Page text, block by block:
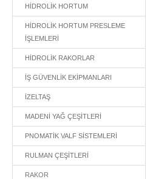
HİDROLİK HORTUM
HİDROLİK HORTUM PRESLEME
İŞLEMLERİ
HİDROLİK RAKORLAR
İŞ GÜVENLİK EKİPMANLARI
İZELTAŞ
MADENİ YAĞ ÇEŞİTLERİ
PNOMATİK VALF SİSTEMLERİ
RULMAN ÇEŞİTLERİ
RAKOR